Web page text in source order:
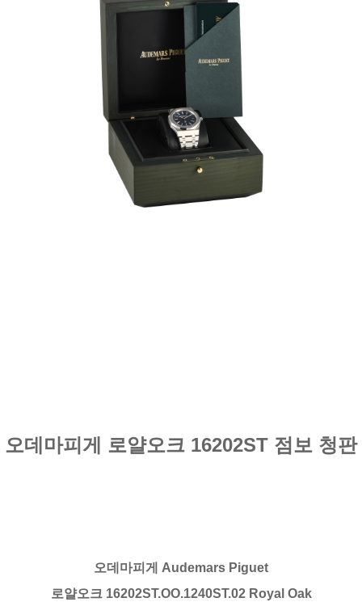
오데마피게 로얄오크 16202ST 점보 청판
오데마피게 Audemars Piguet
로얄오크 16202ST.OO.1240ST.02 Royal Oak